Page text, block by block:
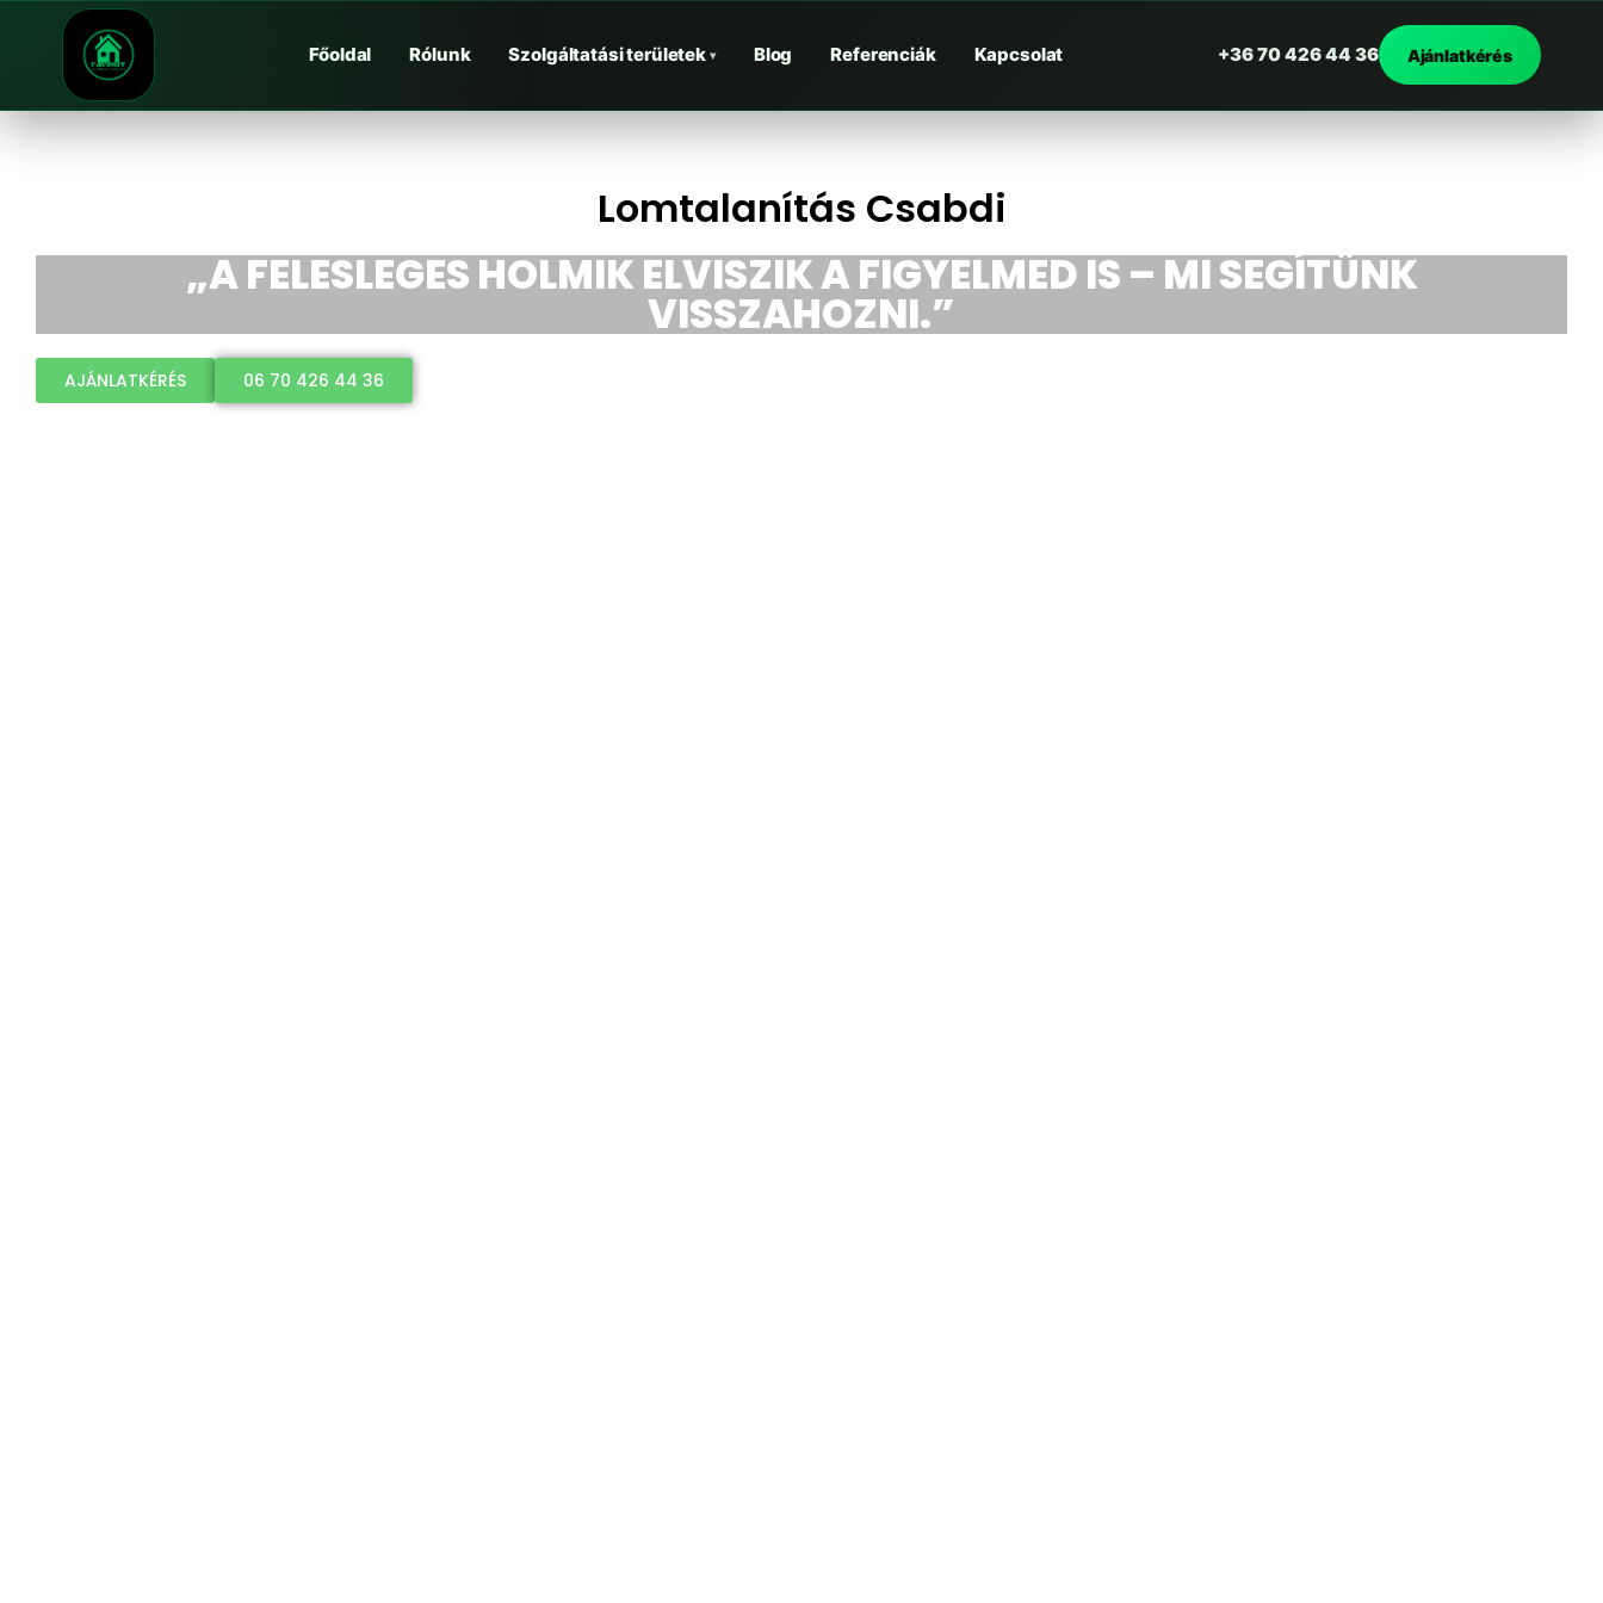
Főoldal Rólunk Szolgáltatási területek ▾ Blog Referenciák Kapcsolat +36 70 426 44 36 Ajánlatkérés
Lomtalanítás Csabdi
„A FELESLEGES HOLMIK ELVISZIK A FIGYELMED IS – MI SEGÍTÜNK
VISSZAHOZNI.”
AJÁNLATKÉRÉS 06 70 426 44 36